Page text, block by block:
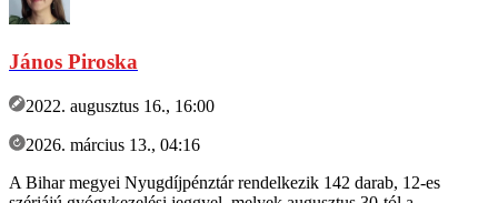
János Piroska
2022. augusztus 16., 16:00
2026. március 13., 04:16
A Bihar megyei Nyugdíjpénztár rendelkezik 142 darab, 12-es